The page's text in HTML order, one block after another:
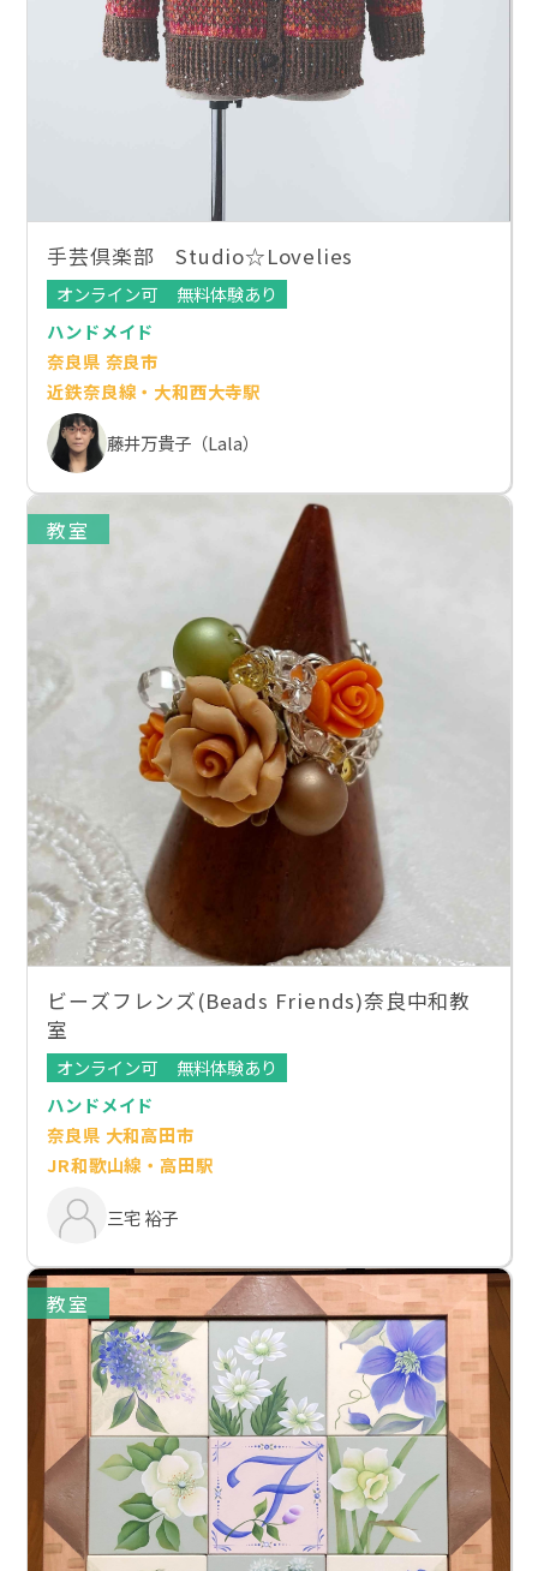
手芸倶楽部 Studio☆Lovelies
オンライン可
無料体験あり
ハンドメイド
奈良県 奈良市
近鉄奈良線・大和西大寺駅
藤井万貴子（Lala）
教室
ビーズフレンズ(Beads Friends)奈良中和教
室
オンライン可
無料体験あり
ハンドメイド
奈良県 大和高田市
JR和歌山線・高田駅
三宅 裕子
教室